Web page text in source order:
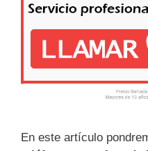
En este artículo